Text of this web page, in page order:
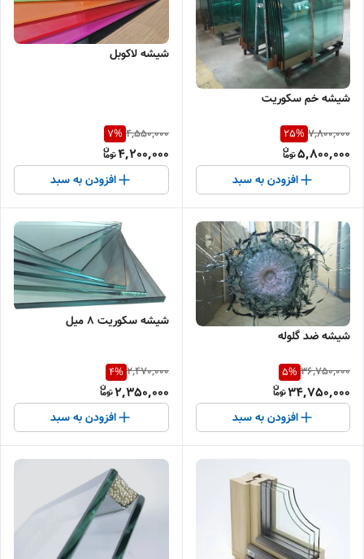
شیشه خم سکوریت
7,800,000
25%
5,800,000
افزودن به سبد
شیشه لاکوبل
4,550,000
7%
4,200,000
افزودن به سبد
شیشه ضد گلوله
36,750,000
5%
34,750,000
افزودن به سبد
شیشه سکوریت ۸ میل
2,470,000
4%
2,350,000
افزودن به سبد